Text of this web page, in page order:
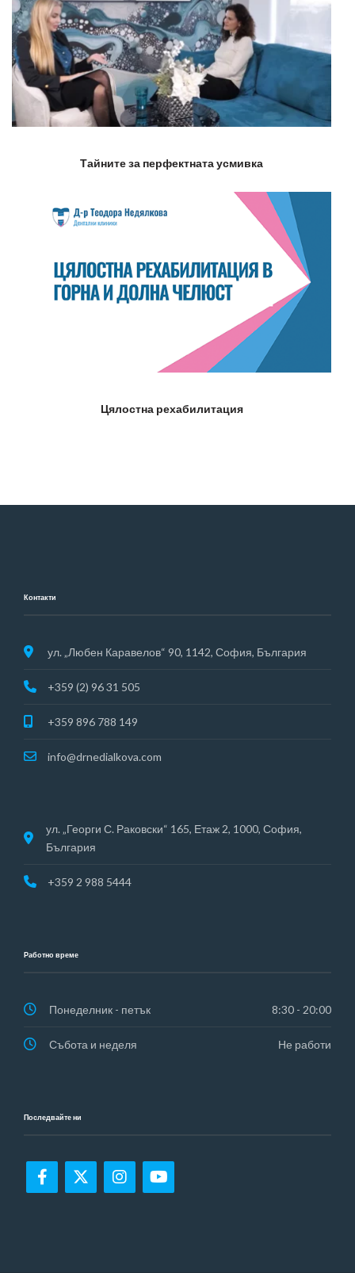
Тайните за перфектната усмивка
Цялостна рехабилитация
Контакти
ул. „Любен Каравелов“ 90, 1142, София, България
+359 (2) 96 31 505
+359 896 788 149
info@drnedialkova.com
ул. „Георги С. Раковски“ 165, Етаж 2, 1000, София,
България
+359 2 988 5444
Работно време
Понеделник - петък 8:30 - 20:00
Събота и неделя Не работи
Последвайте ни